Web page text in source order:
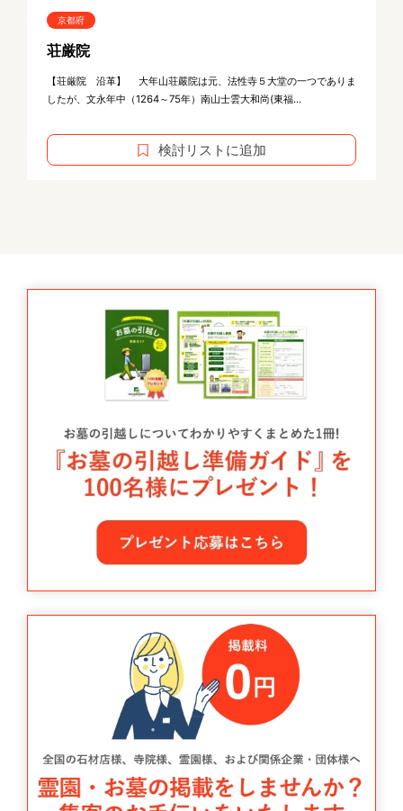
京都府
荘厳院
【荘厳院 沿革】 大年山荘嚴院は元、法性寺５大堂の一つでありま
したが、文永年中（1264～75年）南山士雲大和尚(東福...
検討リストに追加